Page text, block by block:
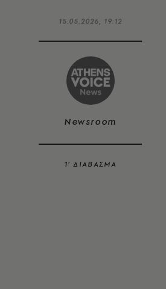
15.05.2026, 19:12
Newsroom
1’ ΔΙΑΒΑΣΜΑ